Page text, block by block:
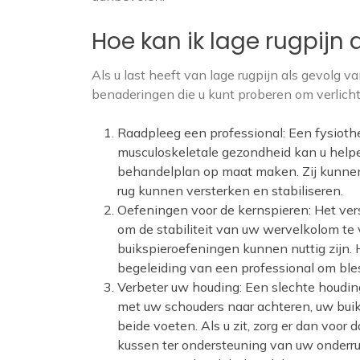
Hoe kan ik lage
Als u last heeft van lage rugpijn als gevolg
benaderingen die u kunt proberen om
Raadpleeg een professional: Een
musculoskeletale gezondheid kan u
behandelplan op maat maken. Zij
rug kunnen versterken en stabiliseren.
Oefeningen voor de kernspieren: Het
om de stabiliteit van uw wervelkolom te
buikspieroefeningen kunnen nuttig zijn.
begeleiding van een professional om
Verbeter uw houding: Een slechte
met uw schouders naar achteren, uw
beide voeten. Als u zit, zorg er dan voor
kussen ter ondersteuning van uw